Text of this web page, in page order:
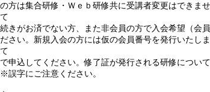
方は集合研修・Ｗｅｂ研修共に受講者変更はできませ
きがお済でない方、また非会員の方で入会希望（会
さい。新規入会の方には仮の会員番号を発行いたし
申込してください。修了証が発行される研修につい
字にご注意ください。